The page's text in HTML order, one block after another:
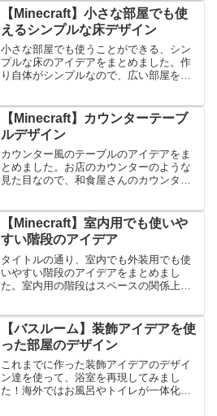
商品っぽく見せることができると思いま
す。以前作ったお店のアイ...
【Minecraft】小さな部屋でも使
えるシンプルな床デザイン
小さな部屋でも使うことができる、シン
プルな床のアイデアをまとめました。作
り自体がシンプルなので、広い部屋を作
できるようにしています。以前作った床
のデザインはこちら。【M...
【Minecraft】カウンターテーブ
ルデザイン
カウンター風のテーブルのアイデアをま
とめました。お店のカウンターのような
見た目なので、和食屋さんのカウンター
ルなどと組み合わせると、よりお店感の
ある内装にできると思うの...
【Minecraft】室内用でも使いや
すい階段のアイデア
タイトルの通り、室内でも外装用でも使
いやすい階段のアイデアをまとめまし
た。室内用の階段はスペースの関係上シ
みました。いずれかのデザインが参考に
なれば嬉しいです。前回作っ...
【バスルーム】装飾アイデアを使
った部屋のデザイン
これまでに作った装飾アイデアのデザイ
ン達を使って、浴室を再現してみまし
た！海外ではお風呂やトイレが一体化し